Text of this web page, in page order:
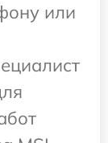
или